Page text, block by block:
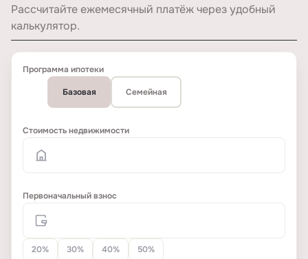
Рассчитайте ежемесячный платёж через удобный
калькулятор.
Программа ипотеки
Базовая Семейная
Стоимость недвижимости
Первоначальный взнос
20% 30% 40% 50%